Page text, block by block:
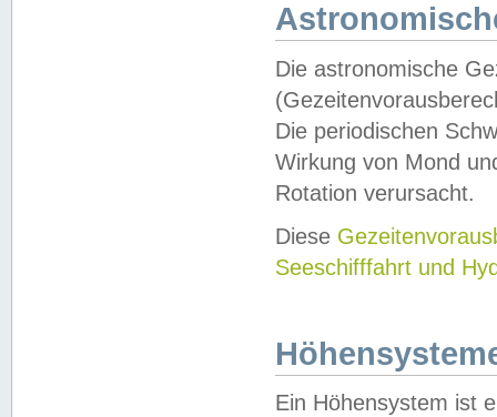
Die astronomische
Die periodischen
Wirkung von Mond
Rotation verursacht.
Diese
Seeschifffahrt und
Ein Höhensystem ist